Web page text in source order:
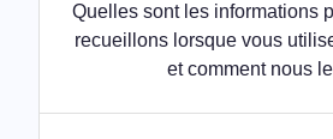
Quelles sont les informations
recueillons lorsque vous
et comment nous